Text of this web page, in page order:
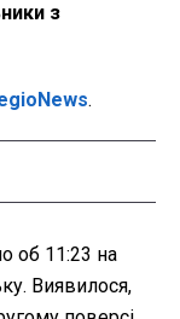
з
.
об 11:23 на
Виявилося,